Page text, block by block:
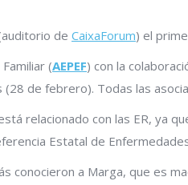
de CaixaForum) el
(AEPEF) con la
de febrero). Todas las
relacionado con las ER, ya
Estatal de
conocieron a Marga, que es